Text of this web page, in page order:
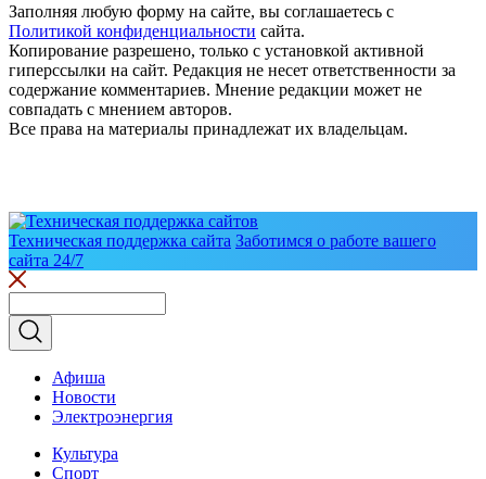
Заполняя любую форму на сайте, вы соглашаетесь с
Политикой конфиденциальности сайта.
Копирование разрешено, только с установкой активной
гиперссылки на сайт. Редакция не несет ответственности за
содержание комментариев. Мнение редакции может не
совпадать с мнением авторов.
Все права на материалы принадлежат их владельцам.
Техническая поддержка сайта Заботимся о работе вашего
сайта 24/7
Афиша
Новости
Электроэнергия
Культура
Спорт